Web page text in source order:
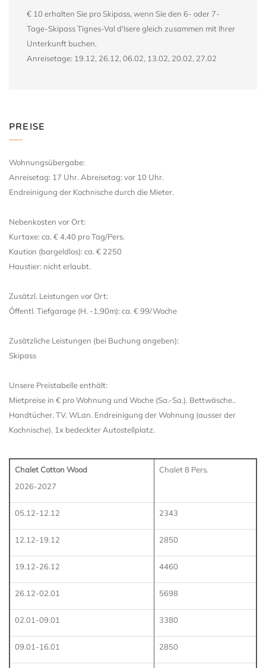
€ 10 erhalten Sie pro Skipass, wenn Sie den 6- oder 7-
Tage-Skipass Tignes-Val d'Isere gleich zusammen mit Ihrer
Unterkunft buchen.
Anreisetage: 19.12, 26.12, 06.02, 13.02, 20.02, 27.02
PREISE
Wohnungsübergabe:
Anreisetag: 17 Uhr. Abreisetag: vor 10 Uhr.
Endreinigung der Kochnische durch die Mieter.
Nebenkosten vor Ort:
Kurtaxe: ca. € 4,40 pro Tag/Pers.
Kaution (bargeldlos): ca. € 2250
Haustier: nicht erlaubt.
Zusätzl. Leistungen vor Ort:
Öffentl. Tiefgarage (H. -1,90m): ca. € 99/Woche
Zusätzliche Leistungen (bei Buchung angeben):
Skipass
Unsere Preistabelle enthält:
Mietpreise in € pro Wohnung und Woche (Sa.-Sa.). Bettwäsche..
Handtücher. TV. WLan. Endreinigung der Wohnung (ausser der
Kochnische). 1x bedeckter Autostellplatz.
Chalet Cotton Wood
2026-2027
Chalet 8 Pers.
05.12-12.12 2343
12.12-19.12 2850
19.12-26.12 4460
26.12-02.01 5698
02.01-09.01 3380
09.01-16.01 2850